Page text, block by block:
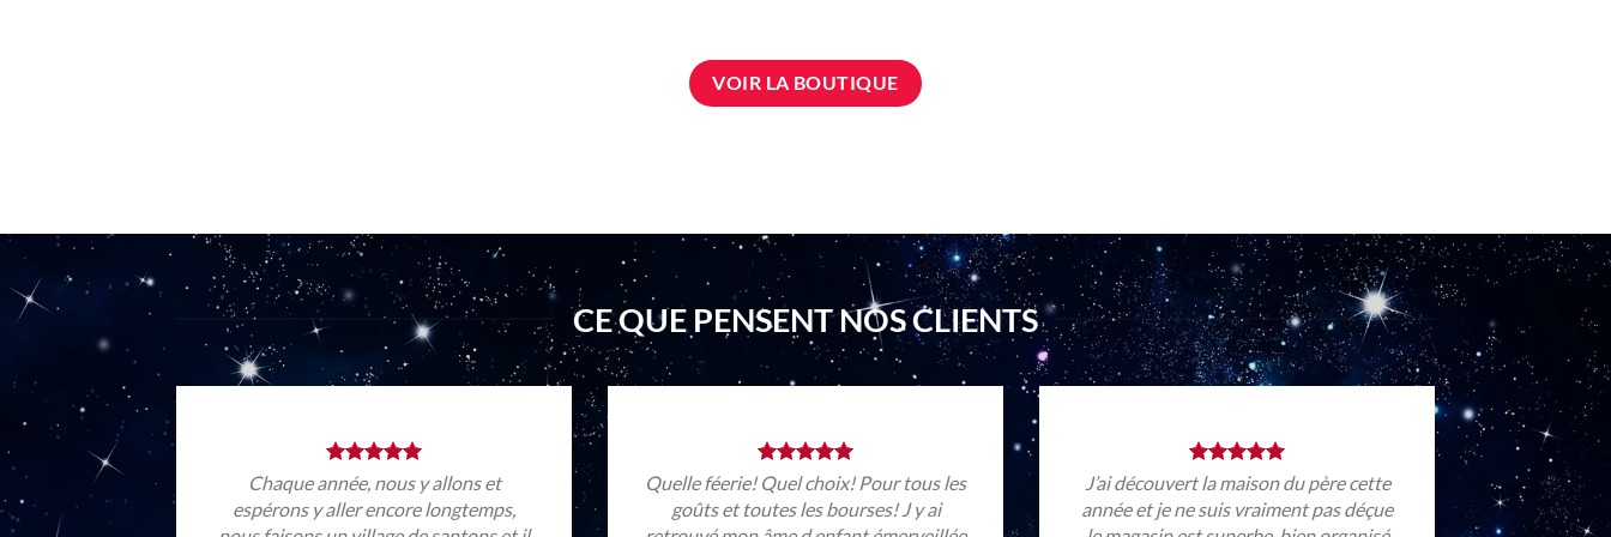
VOIR LA BOUTIQUE
CE QUE PENSENT NOS CLIENTS
Chaque année, nous y allons et
espérons y aller encore longtemps,
Quelle féerie! Quel choix! Pour tous les
goûts et toutes les bourses! J y ai
J’ai découvert la maison du père cette
année et je ne suis vraiment pas déçue